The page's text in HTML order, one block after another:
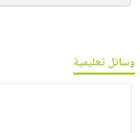
وسائل تعليمية